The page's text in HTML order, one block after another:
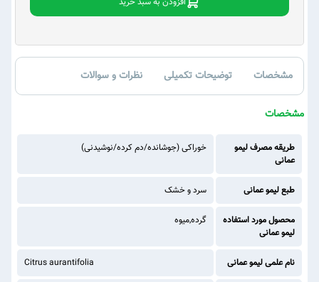
مشخصات توضیحات تکمیلی نظرات و سوالات
مشخصات
طریقه مصرف لیمو
عمانی
خوراکی (جوشانده/دم کرده/نوشیدنی)
طبع لیمو عمانی سرد و خشک
محصول مورد استفاده
لیمو عمانی
گرده,میوه
نام علمی لیمو عمانی Citrus aurantifolia